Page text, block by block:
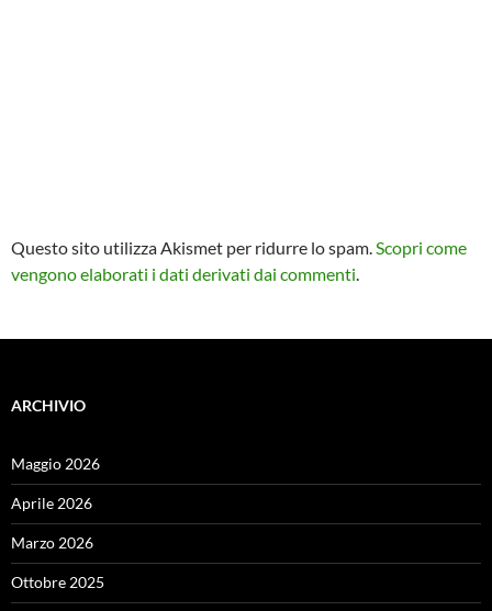
Questo sito utilizza Akismet per ridurre lo spam.Scopri come
vengono elaborati i dati derivati dai commenti.
ARCHIVIO
Maggio 2026
Aprile 2026
Marzo 2026
Ottobre 2025